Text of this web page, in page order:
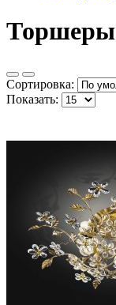
Торшеры
Сортировка:
Показать: